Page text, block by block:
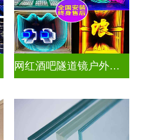
网红酒吧隧道镜户外门头招牌千层镜深渊镜